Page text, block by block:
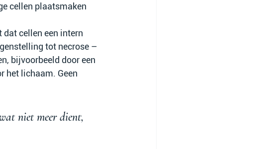
cellen plaatsmaken
dat cellen een intern
tot necrose –
bijvoorbeeld door een
het lichaam. Geen
niet meer dient,